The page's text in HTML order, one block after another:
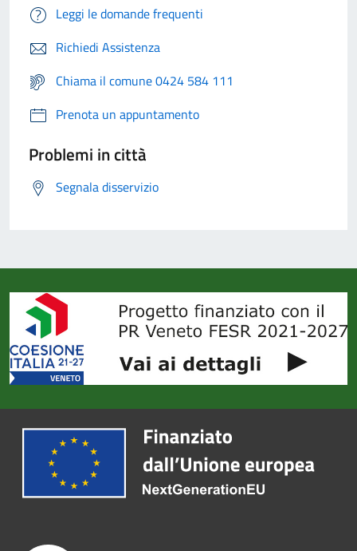
Leggi le domande frequenti
Richiedi Assistenza
Chiama il comune 0424 584 111
Prenota un appuntamento
Problemi in città
Segnala disservizio